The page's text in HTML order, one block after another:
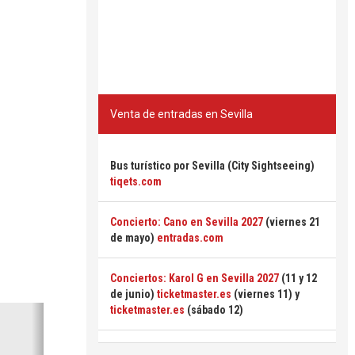
Venta de entradas en Sevilla
Bus turístico por Sevilla (City Sightseeing)
tiqets.com
Concierto: Cano en Sevilla 2027 (viernes 21
de mayo) entradas.com
Conciertos: Karol G en Sevilla 2027 (11 y 12
de junio) ticketmaster.es (viernes 11) y
ticketmaster.es (sábado 12)